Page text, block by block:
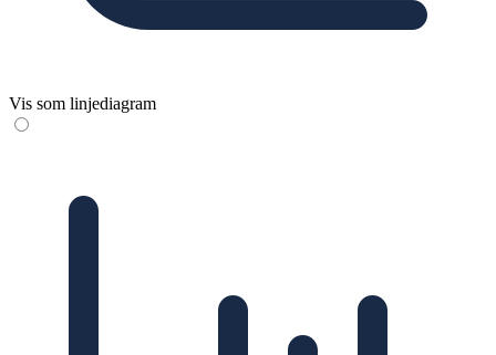
Vis som linjediagram